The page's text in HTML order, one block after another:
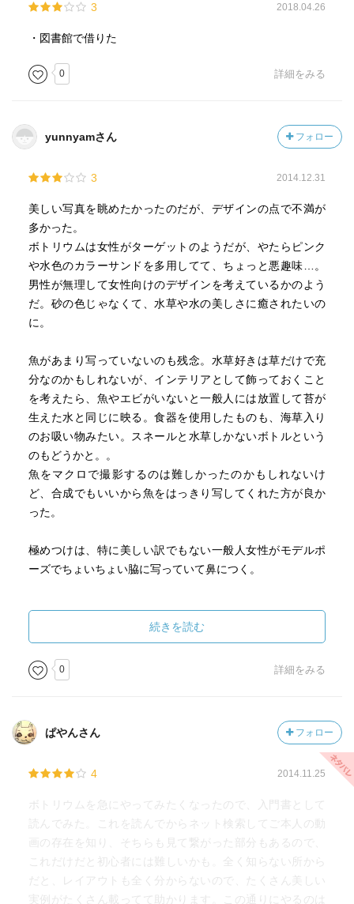
3 2018.04.26
・図書館で借りた
0 詳細をみる
yunnyamさん フォロー
3 2014.12.31
美しい写真を眺めたかったのだが、デザインの点で不満が
多かった。
ボトリウムは女性がターゲットのようだが、やたらピンク
や水色のカラーサンドを多用してて、ちょっと悪趣味…。
男性が無理して女性向けのデザインを考えているかのよう
だ。砂の色じゃなくて、水草や水の美しさに癒されたいの
に。
魚があまり写っていないのも残念。水草好きは草だけで充
分なのかもしれないが、インテリアとして飾っておくこと
を考えたら、魚やエビがいないと一般人には放置して苔が
生えた水と同じに映る。食器を使用したものも、海草入り
のお吸い物みたい。スネールと水草しかないボトルという
のもどうかと。。
魚をマクロで撮影するのは難しかったのかもしれないけ
ど、合成でもいいから魚をはっきり写してくれた方が良か
った。
極めつけは、特に美しい訳でもない一般人女性がモデルポ
ーズでちょいちょい脇に写っていて鼻につく。
これならやってみる気になる。
ボトリウムの本はこの作者の物しかないようなので、他も
読んでみることにする。
続きを読む
0 詳細をみる
ぱやんさん フォロー
4 2014.11.25
ボトリウムを急にやってみたくなったので、入門書として
読んでみた。これを読んでからネット検索してご本人の動
画の存在を知り、そちらも見て繋がった部分もあるので、
これだけだと初心者には難しいかも。全く知らない所から
だと、レイアウトも全く分からないので、たくさん美しい
実例がたくさん載ってて助かります。この通りにやるのは